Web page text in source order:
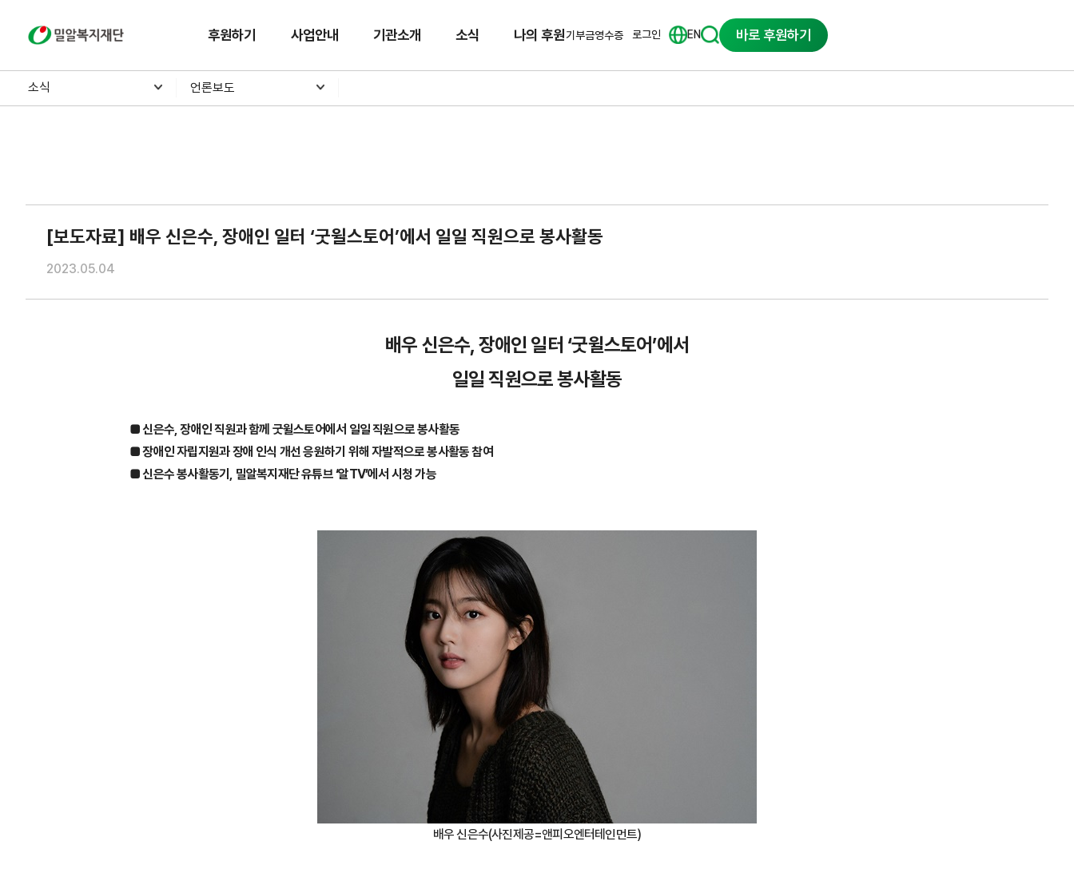
밀알복지재단 후원하기 사업안내 기관소개 소식 나의 후원기부금영수증 로그인 EN 바로 후원하기
소식 언론보도
[보도자료] 배우 신은수, 장애인 일터 ‘굿윌스토어’에서 일일 직원으로 봉사활동
2023.05.04
배우 신은수, 장애인 일터 ‘굿윌스토어’에서
일일 직원으로 봉사활동
■ 신은수, 장애인 직원과 함께 굿윌스토어에서 일일 직원으로 봉사활동
■ 장애인 자립지원과 장애 인식 개선 응원하기 위해 자발적으로 봉사활동 참여
■ 신은수 봉사활동기, 밀알복지재단 유튜브 ‘알TV’에서 시청 가능
배우 신은수(사진제공=앤피오엔터테인먼트)